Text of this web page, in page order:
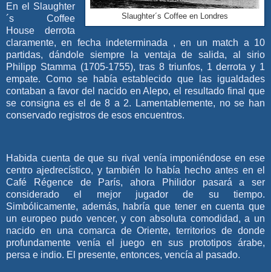
Slaughter´s Coffee en Londres
En el Slaughter
´s Coffee
House derrota
claramente, en fecha indeterminada , en un match a 10
partidas, dándole siempre la ventaja de salida, al sirio
Philipp Stamma (1705-1755), tras 8 triunfos, 1 derrota y 1
empate. Como se había establecido que las igualdades
contaban a favor del nacido en Alepo, el resultado final que
se consigna es el de 8 a 2. Lamentablemente, no se han
conservado registros de esos encuentros.
Habida cuenta de que su rival venía imponiéndose en ese
centro ajedrecístico, y también lo había hecho antes en el
Café Régence de París, ahora Philidor pasará a ser
considerado el mejor jugador de su tiempo.
Simbólicamente, además, habría que tener en cuenta que
un europeo pudo vencer, y con absoluta comodidad, a un
nacido en una comarca de Oriente, territorios de donde
profundamente venía el juego en sus prototipos árabe,
persa e indio. El presente, entonces, vencía al pasado.